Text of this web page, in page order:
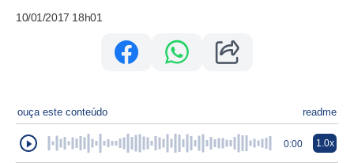
10/01/2017 18h01
ouça este conteúdo readme
0:00 1.0x